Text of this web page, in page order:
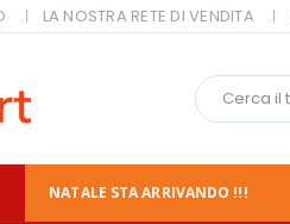
LA NOSTRA RETE DI VENDITA
NATALE STA ARRIVANDO !!!